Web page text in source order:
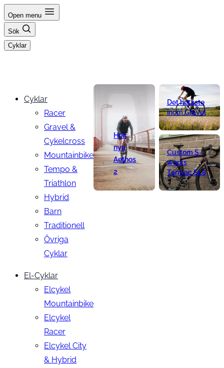
Hoppa
till
innehåll
Open menu
Sök
Cyklar
Cyklar
Racer
Gravel &
Cykelcross
Mountainbike
Tempo &
Triathlon
Hybrid
Barn
Traditionell
Övriga
Cyklar
El-Cyklar
Elcykel
Mountainbike
Elcykel
Racer
Elcykel City
& Hybrid
Helt
nya
Aethos
2
Det hetaste
inom Gravel
Custom S-
works
Tarmac SL8